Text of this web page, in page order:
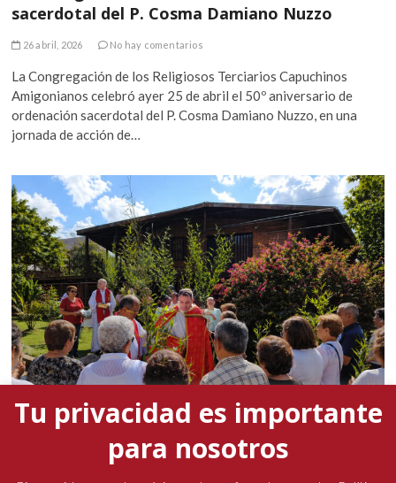
sacerdotal del P. Cosma Damiano Nuzzo
26 abril, 2026 No hay comentarios
La Congregación de los Religiosos Terciarios Capuchinos
Amigonianos celebró ayer 25 de abril el 50º aniversario de
ordenación sacerdotal del P. Cosma Damiano Nuzzo, en una
jornada de acción de…
La presencia del padre general marcó la Semana
Tu privacidad es importante
para nosotros